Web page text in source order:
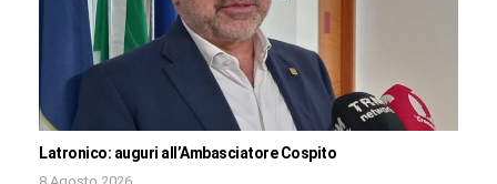
Latronico: auguri all’Ambasciatore Cospito